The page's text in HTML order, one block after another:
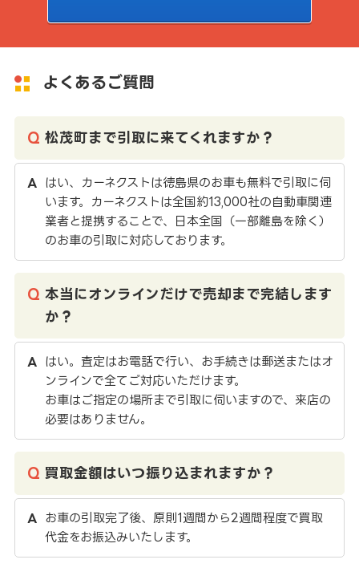
よくあるご質問
松茂町まで引取に来てくれますか？
はい、カーネクストは徳島県のお車も無料で引取に伺
います。カーネクストは全国約13,000社の自動車関連
業者と提携することで、日本全国（一部離島を除く）
のお車の引取に対応しております。
本当にオンラインだけで売却まで完結します
か？
はい。査定はお電話で行い、お手続きは郵送またはオ
ンラインで全てご対応いただけます。
お車はご指定の場所まで引取に伺いますので、来店の
必要はありません。
買取金額はいつ振り込まれますか？
お車の引取完了後、原則1週間から2週間程度で買取
代金をお振込みいたします。